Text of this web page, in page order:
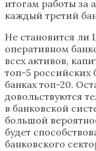
итогам работы за
каждый третий
Не становится
оперативном
всех активов,
топ-5 российских
банках топ-20.
довольствуются
в банковской
большой
будет
банковского